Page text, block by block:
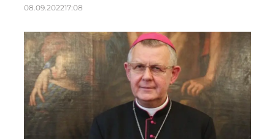
08.09.202217:08